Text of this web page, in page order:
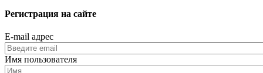
Регистрация на сайте
E-mail адрес
Имя пользователя